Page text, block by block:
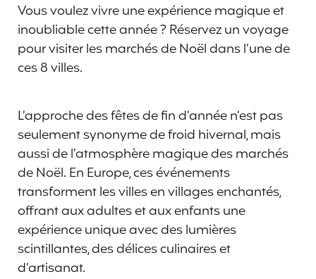
Vous voulez vivre une expérience magique et
inoubliable cette année ? Réservez un voyage
pour visiter les marchés de Noël dans l’une de
ces 8 villes.
L’approche des fêtes de fin d’année n’est pas
seulement synonyme de froid hivernal, mais
aussi de l’atmosphère magique des marchés
de Noël. En Europe, ces événements
transforment les villes en villages enchantés,
offrant aux adultes et aux enfants une
expérience unique avec des lumières
scintillantes, des délices culinaires et
d’artisanat.